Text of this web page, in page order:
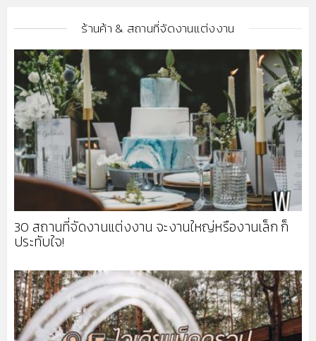
ร้านค้า & สถานที่จัดงานแต่งงาน
30 สถานที่จัดงานแต่งงาน จะงานใหญ่หรืองานเล็ก ก็
ประทับใจ!